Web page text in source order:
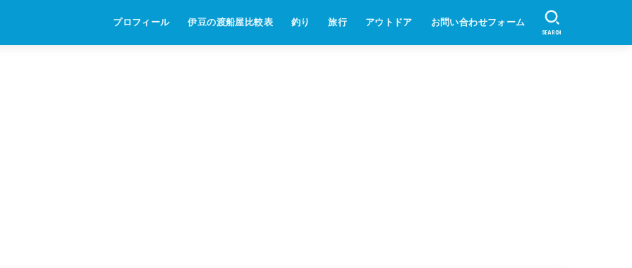
プロフィール 伊豆の渡船屋比較表 釣り 旅行 アウトドア お問い合わせフォーム
SEARCH